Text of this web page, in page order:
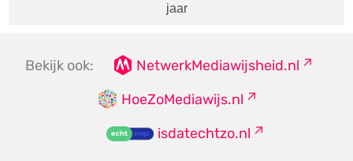
jaar
Bekijk ook:
NetwerkMediawijsheid.nl
HoeZoMediawijs.nl
isdatechtzo.nl